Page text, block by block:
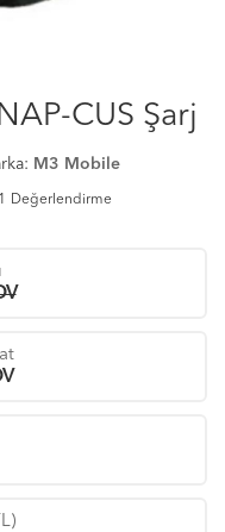
CUS Şarj
M3 Mobile
Değerlendirme